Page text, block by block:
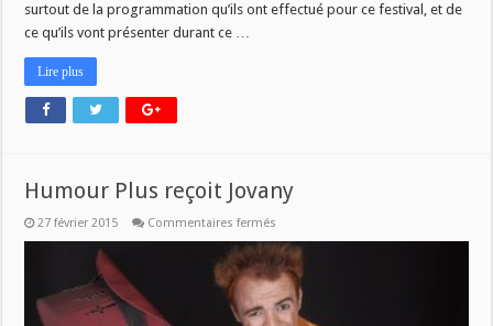
surtout de la programmation qu’ils ont effectué pour ce festival, et de
ce qu’ils vont présenter durant ce …
Lire plus
Humour Plus reçoit Jovany
27 février 2015 Commentaires fermés
Plus
reçoit
Jovany